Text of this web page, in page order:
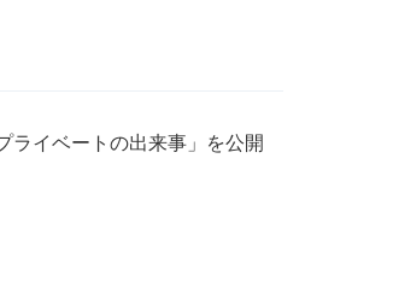
ライベートの出来事」を公開